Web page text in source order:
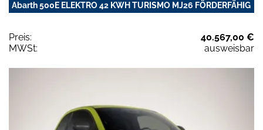
Abarth 500E ELEKTRO 42 KWH TURISMO MJ26 FÖRDERFÄHIG
Preis:
40.567,00 €
MWSt:
ausweisbar